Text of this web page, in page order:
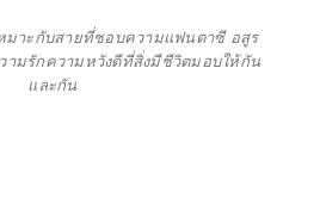
หมาะกับสายที่ชอบความแฟนตาซี อสูร
ามรักความหวังดีที่สิ่งมีชีวิตมอบให้กัน
และกัน